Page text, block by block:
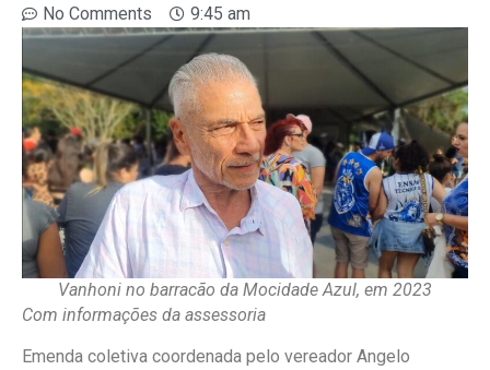
No Comments
9:45 am
Vanhoni no barracão da Mocidade Azul, em 2023
Com informações da assessoria
Emenda coletiva coordenada pelo vereador Angelo